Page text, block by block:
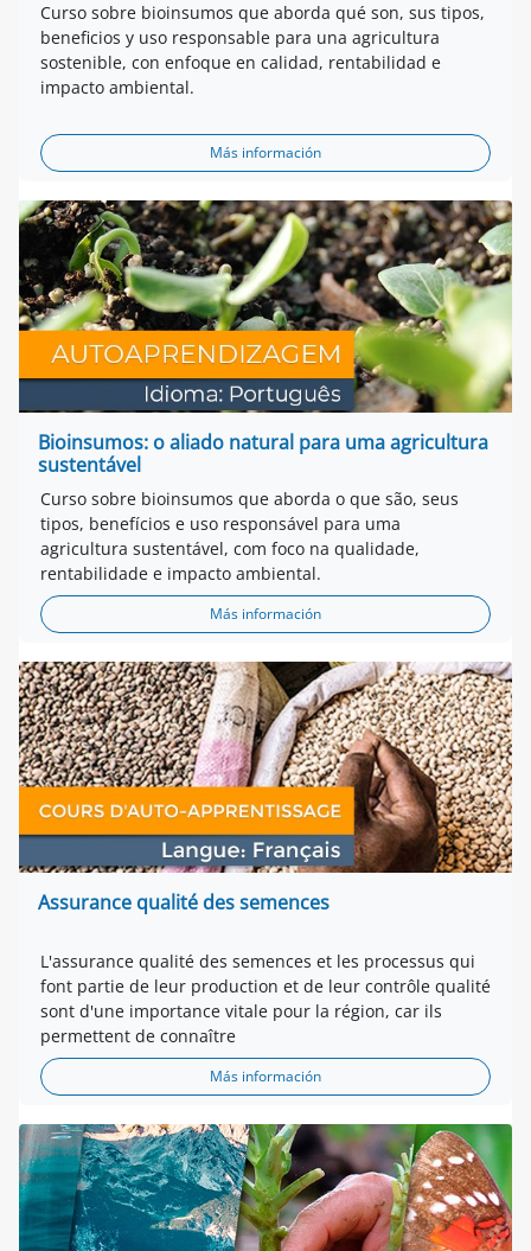
Curso sobre bioinsumos que aborda qué son, sus tipos,
beneficios y uso responsable para una agricultura
sostenible, con enfoque en calidad, rentabilidad e
impacto ambiental.
Más información
Bioinsumos: o aliado natural para uma agricultura
sustentável
Curso sobre bioinsumos que aborda o que são, seus
tipos, benefícios e uso responsável para uma
agricultura sustentável, com foco na qualidade,
rentabilidade e impacto ambiental.
Más información
Assurance qualité des semences
L'assurance qualité des semences et les processus qui
font partie de leur production et de leur contrôle qualité
sont d'une importance vitale pour la région, car ils
permettent de connaître
Más información